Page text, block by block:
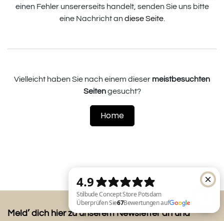
einen Fehler unsererseits handelt, senden Sie uns bitte
eine Nachricht an diese Seite.
Vielleicht haben Sie nach einem dieser meistbesuchten
Seitengesucht?
Home
Meld’ dich hier zu unserem Newsletter an und